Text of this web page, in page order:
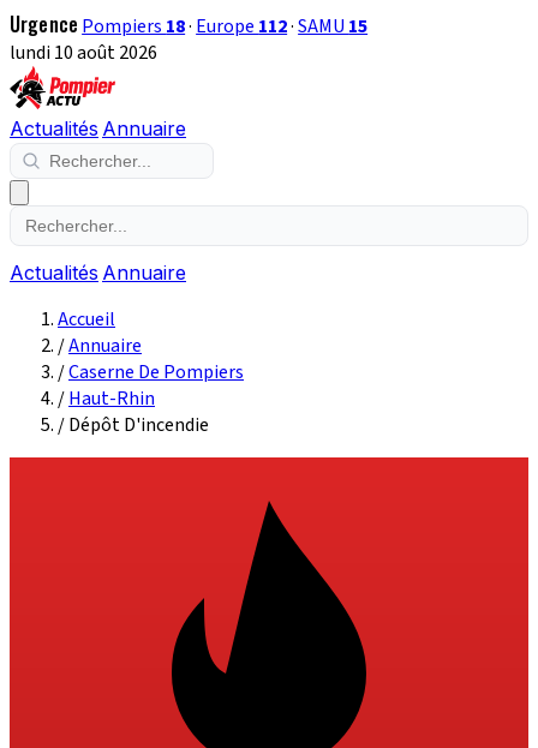
Urgence Pompiers 18· Europe 112·SAMU 15
lundi 10 août 2026
Actualités Annuaire
Actualités Annuaire
Accueil
/Annuaire
/Caserne De Pompiers
/Haut-Rhin
/Dépôt D'incendie